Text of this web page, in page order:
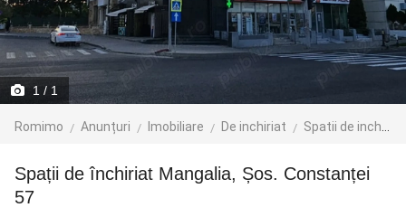
1 / 1
Romimo Anunțuri Imobiliare De inchiriat Spatii de inchiriat
Spații de închiriat Mangalia, Șos. Constanței
57